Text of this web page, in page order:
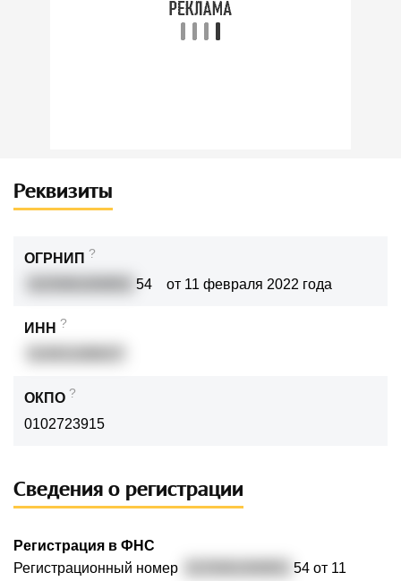
Реквизиты
ОГРНИП ?
54 от 11 февраля 2022 года
ИНН ?
ОКПО ?
0102723915
Сведения о регистрации
Регистрация в ФНС
Регистрационный номер
54 от 11